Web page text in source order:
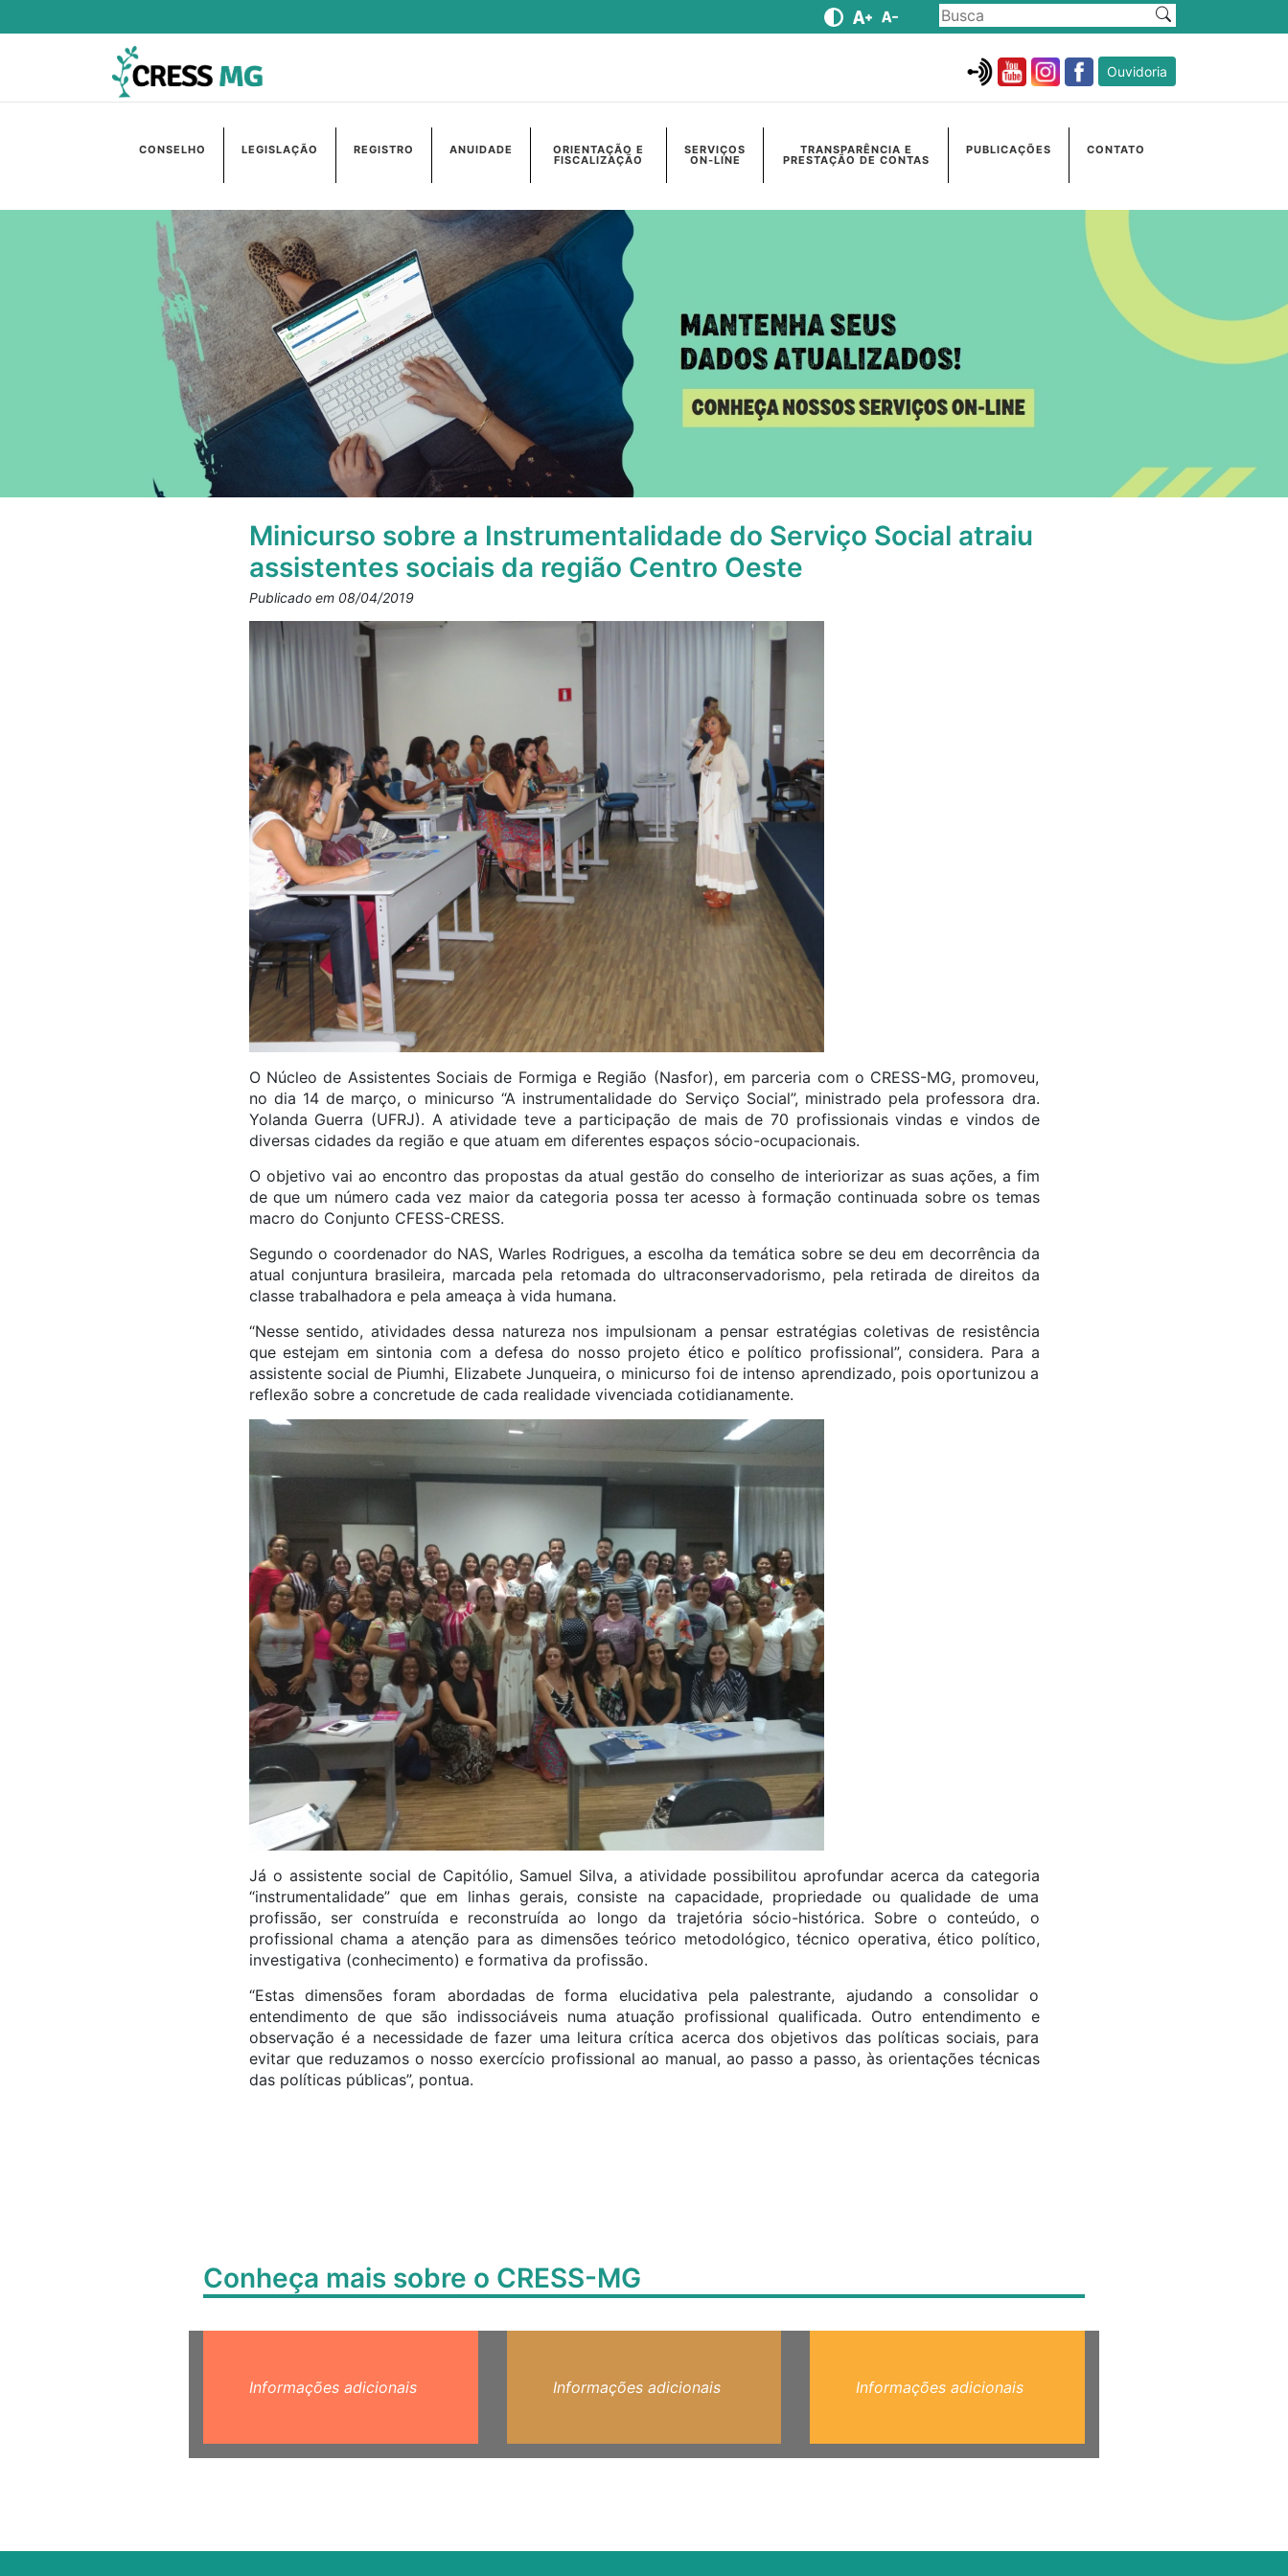
Ouvidoria
CONSELHO LEGISLAÇÃO REGISTRO ANUIDADE ORIENTAÇÃO E
FISCALIZAÇÃO
SERVIÇOS
ON-LINE
TRANSPARÊNCIA E
PRESTAÇÃO DE CONTAS
PUBLICAÇÕES CONTATO
Minicurso sobre a Instrumentalidade do Serviço Social atraiu
assistentes sociais da região Centro Oeste
Publicado em 08/04/2019
O Núcleo de Assistentes Sociais de Formiga e Região (Nasfor), em parceria com o CRESS-MG, promoveu,
no dia 14 de março, o minicurso “A instrumentalidade do Serviço Social”, ministrado pela professora dra.
Yolanda Guerra (UFRJ). A atividade teve a participação de mais de 70 profissionais vindas e vindos de
diversas cidades da região e que atuam em diferentes espaços sócio-ocupacionais.
O objetivo vai ao encontro das propostas da atual gestão do conselho de interiorizar as suas ações, a fim
de que um número cada vez maior da categoria possa ter acesso à formação continuada sobre os temas
macro do Conjunto CFESS-CRESS.
Segundo o coordenador do NAS, Warles Rodrigues, a escolha da temática sobre se deu em decorrência da
atual conjuntura brasileira, marcada pela retomada do ultraconservadorismo, pela retirada de direitos da
classe trabalhadora e pela ameaça à vida humana.
“Nesse sentido, atividades dessa natureza nos impulsionam a pensar estratégias coletivas de resistência
que estejam em sintonia com a defesa do nosso projeto ético e político profissional”, considera. Para a
assistente social de Piumhi, Elizabete Junqueira, o minicurso foi de intenso aprendizado, pois oportunizou a
reflexão sobre a concretude de cada realidade vivenciada cotidianamente.
Já o assistente social de Capitólio, Samuel Silva, a atividade possibilitou aprofundar acerca da categoria
“instrumentalidade” que em linhas gerais, consiste na capacidade, propriedade ou qualidade de uma
profissão, ser construída e reconstruída ao longo da trajetória sócio-histórica. Sobre o conteúdo, o
profissional chama a atenção para as dimensões teórico metodológico, técnico operativa, ético político,
investigativa (conhecimento) e formativa da profissão.
“Estas dimensões foram abordadas de forma elucidativa pela palestrante, ajudando a consolidar o
entendimento de que são indissociáveis numa atuação profissional qualificada. Outro entendimento e
observação é a necessidade de fazer uma leitura crítica acerca dos objetivos das políticas sociais, para
evitar que reduzamos o nosso exercício profissional ao manual, ao passo a passo, às orientações técnicas
das políticas públicas”, pontua.
Conheça mais sobre o CRESS-MG
Informações adicionais Informações adicionais Informações adicionais